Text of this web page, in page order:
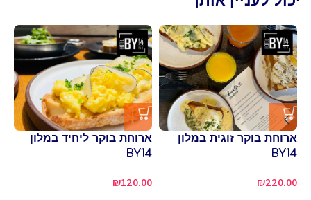
ארוחת בוקר זוגית במלון
BY14
₪220.00
ארוחת בוקר ליחיד במלון
BY14
₪120.00